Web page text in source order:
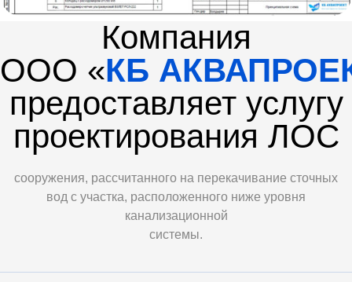
Компания
ООО «КБ
предоставляет услугу
проектирования ЛОС
сооружения, рассчитанного на перекачивание сточных
вод с участка, расположенного ниже уровня
канализационной
системы.